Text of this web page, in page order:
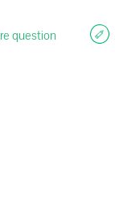
question